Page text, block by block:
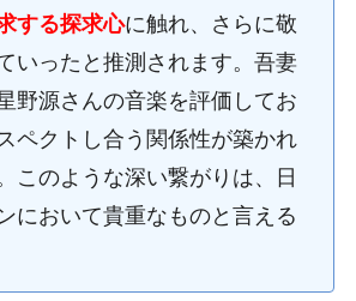
する探求心に触れ、さらに敬
いったと推測されます。吾妻
野源さんの音楽を評価してお
ペクトし合う関係性が築かれ
このような深い繋がりは、日
において貴重なものと言える